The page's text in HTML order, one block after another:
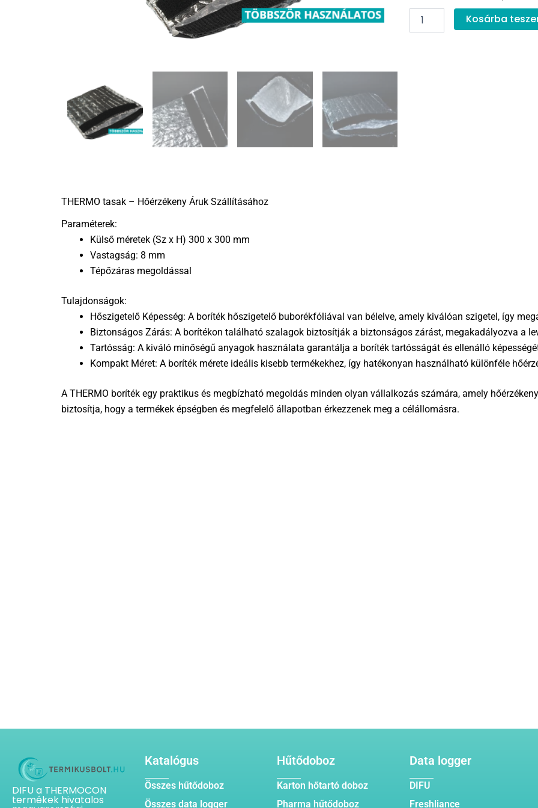
Thermo
tasak
Kosárba
THERMO tasak – Hőérzékeny Áruk Szállításához
Paraméterek:
Külső méretek (Sz x H) 300 x 300 mm
Vastagság: 8 mm
Tépőzáras megoldással
Tulajdonságok:
Hőszigetelő Képesség: A boríték hőszigetelő buborékfóliával van bélelve, amely kiválóan szigetel, így
Biztonságos Zárás: A borítékon található szalagok biztosítják a biztonságos zárást, megakadályozva a
Tartósság: A kiváló minőségű anyagok használata garantálja a boríték tartósságát és ellenálló
Kompakt Méret: A boríték mérete ideális kisebb termékekhez, így hatékonyan használható különféle
A THERMO boríték egy praktikus és megbízható megoldás minden olyan vállalkozás számára, amely
biztosítja, hogy a termékek épségben és megfelelő állapotban érkezzenek meg a célállomásra.
DIFU a THERMOCON
termékek hivatalos
Katalógus
Összes hűtődoboz
Összes data logger
Hűtődoboz
Karton hőtartó doboz
Pharma hűtődoboz
Data logger
DIFU
Freshliance